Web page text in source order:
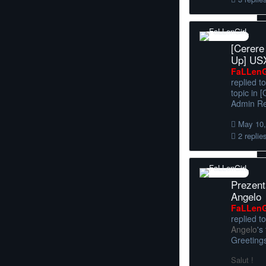
Up]
replied
topic in
Admin
May
2
Angelo
replied to
Angelo's
Salut !